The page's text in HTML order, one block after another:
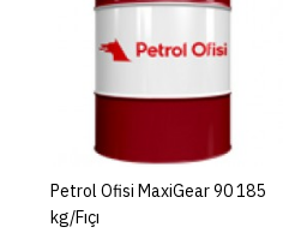
ADD TO WISHLIST
Petrol Ofisi MaxiGear 90
185 kg/Fıçı
Petrol Ofisi MaxiGear 90 185
kg/Fıçı